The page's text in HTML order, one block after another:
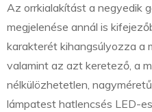
Az orrkialakítást a negyedik
megjelenése annál is
karakterét kihangsúlyozza a
valamint az azt keretező, a
nélkülözhetetlen,
lámpatest hatlencsés LED-